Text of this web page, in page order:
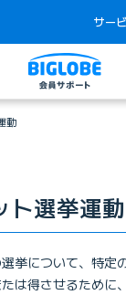
サー
動
ト選挙運動
挙について、特定
は得させるために